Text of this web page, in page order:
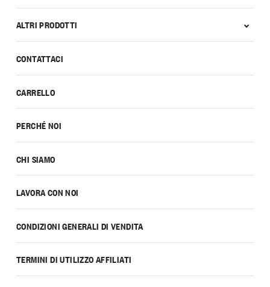
CONTATTACI
CARRELLO
PERCHÉ NOI
CHI SIAMO
LAVORA CON NOI
CONDIZIONI GENERALI DI VENDITA
TERMINI DI UTILIZZO AFFILIATI
ALTRI PRODOTTI